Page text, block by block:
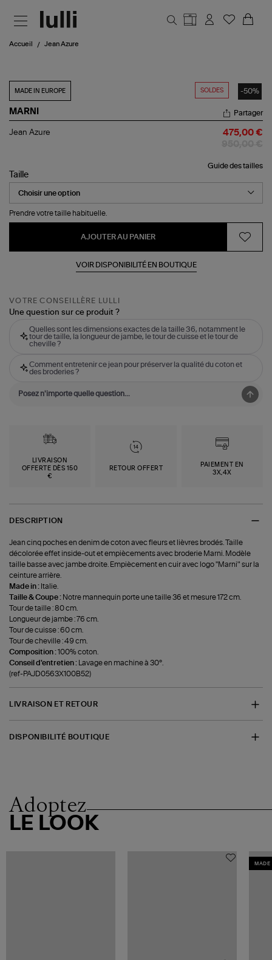
Accueil Jean Azure
SOLDES -50%
MADE IN EUROPE
MARNI
Jean
Partager
Jean Azure 475,00 €
Guide des tailles
Taille
Prendre votre taille habituelle.
AJOUTER AU PANIER
VOIR DISPONIBILITÉ EN BOUTIQUE
VOTRE CONSEILLÈRE LULLI
Une question sur ce produit ?
Quelles sont les dimensions exactes de la taille 36, notamment le
tour de taille, la longueur de jambe, le tour de cuisse et le tour de
cheville ?
Comment entretenir ce jean pour préserver la qualité du coton et
des broderies ?
LIVRAISON
OFFERTE DÈS 150
€
RETOUR OFFERT
PAIEMENT EN
3X,4X
DESCRIPTION
Jean cinq poches en denim de coton avec fleurs et lièvres brodés. Taille
décolorée effet inside-out et empiècements avec broderie Marni. Modèle
taille basse avec jambe droite. Empiècement en cuir avec logo ''Marni" sur la
ceinture arrière.
Made in : Italie.
Taille & Coupe : Notre mannequin porte une taille 36 et mesure 172 cm.
Tour de taille : 80 cm.
Longueur de jambe : 76 cm.
Tour de cuisse : 60 cm.
Tour de cheville : 49 cm.
Composition :100% coton.
Conseil d'entretien : Lavage en machine à 30°.
(ref-PAJD0563X100B52)
LIVRAISON ET RETOUR
DISPONIBILITÉ BOUTIQUE
Adoptez
LE LOOK
MADE